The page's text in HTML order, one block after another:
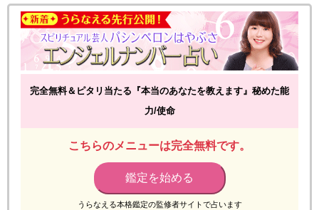
完全無料＆ピタリ当たる『本当のあなたを教えます』秘めた能
力/使命
こちらのメニューは完全無料です。
鑑定を始める
うらなえる本格鑑定の監修者サイトで占います